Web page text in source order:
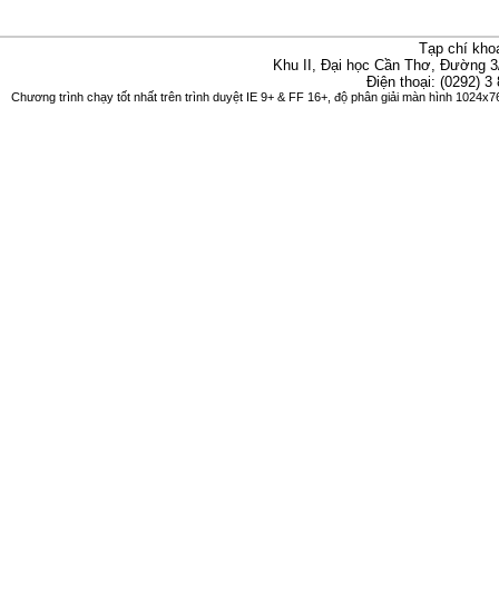
Tạp chí
Khu II, Đại học Cần Thơ, Đường
Điện thoại: (0292)
Chương trình chạy tốt nhất trên trình duyệt IE 9+ & FF 16+, độ phân giải màn hình